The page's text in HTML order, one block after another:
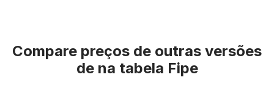
Compare preços de outras versões
de na tabela Fipe